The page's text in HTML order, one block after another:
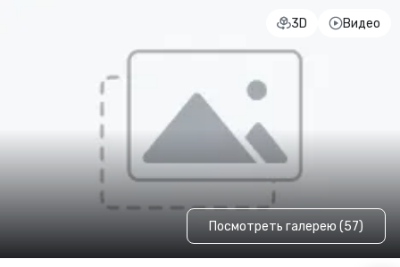
3D Видео
Посмотреть галерею (57)